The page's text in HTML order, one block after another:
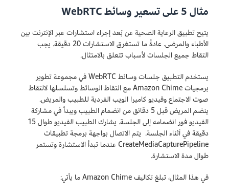
مثال 5 على تسعير وسائط WebRTC
يتيح تطبيق الرعاية الصحية عن بُعد إجراء استشارات عبر الإنترنت بين
الأطباء والمرضى. عادةً ما تستغرق الاستشارات 20 دقيقة. يجب
التقاط جميع الجلسات لأسباب تتعلق بالامتثال.
يستخدم التطبيق جلسات وسائط WebRTC في مجموعة تطوير
برمجيات Amazon Chime مع التقاط الوسائط وتسلسلها لالتقاط
صوت الاجتماع وفيديو كاميرا الويب الفردية للطبيب والمريض.
ينضم المريض قبل 5 دقائق من انضمام الطبيب ويبدأ في مشاركة
الفيديو فور انضمامه إلى الجلسة. يشارك الطبيب الفيديو طوال 15
دقيقة في أثناء الجلسة. يتم الاتصال بواجهة برمجة تطبيقات
CreateMediaCapturePipeline عندما تبدأ الاستشارة وتستمر
طوال مدة الاستشارة.
في هذا المثال، تبلغ تكاليف Amazon Chime ما يأتي: